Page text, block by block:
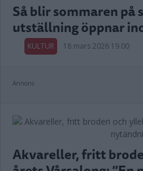
Så blir sommaren på
utställning öppnar
KULTUR 18 mars 2026 19.00
Annons:
Akvareller, fritt